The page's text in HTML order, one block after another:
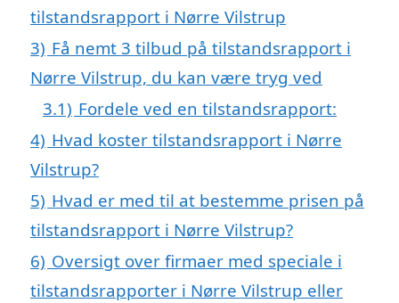
tilstandsrapport i Nørre Vilstrup
3) Få nemt 3 tilbud på tilstandsrapport i
Nørre Vilstrup, du kan være tryg ved
3.1) Fordele ved en tilstandsrapport:
4) Hvad koster tilstandsrapport i Nørre
Vilstrup?
5) Hvad er med til at bestemme prisen på
tilstandsrapport i Nørre Vilstrup?
6) Oversigt over firmaer med speciale i
tilstandsrapporter i Nørre Vilstrup eller